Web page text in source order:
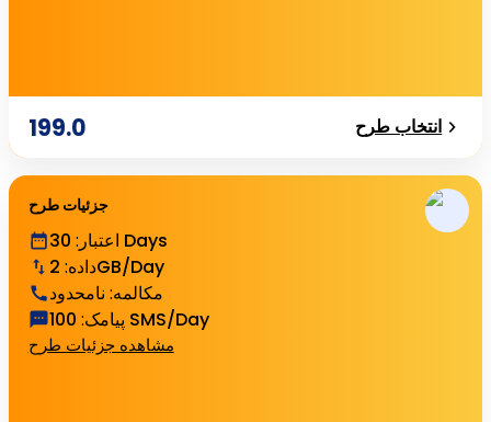
199.0 انتخاب طرح
جزئیات طرح
اعتبار :
30 Days
داده:
2GB/Day
مکالمه: نامحدود
پیامک: 100 SMS/Day
مشاهده جزئیات طرح